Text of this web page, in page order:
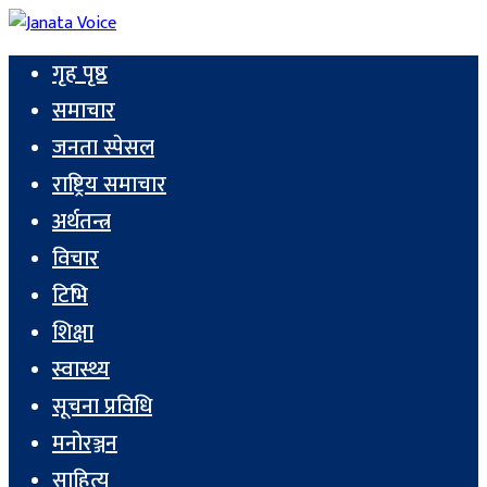
गृह पृष्ठ
समाचार
जनता स्पेसल
राष्ट्रिय समाचार
अर्थतन्त्र
विचार
टिभि
शिक्षा
स्वास्थ्य
सूचना प्रविधि
मनोरञ्जन